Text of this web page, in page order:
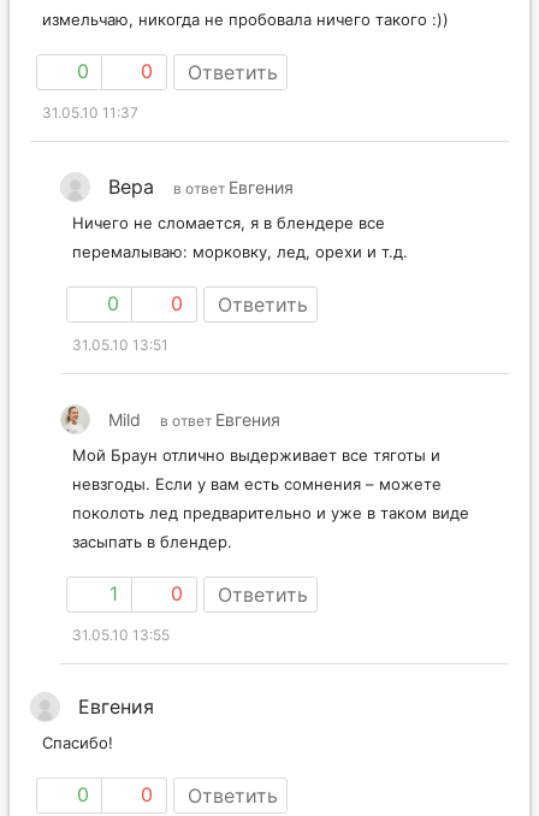
измельчаю, никогда не пробовала ничего такого :))
0 0 Ответить
31.05.10 11:37
Вера в ответ Евгения
Ничего не сломается, я в блендере все
перемалываю: морковку, лед, орехи и т.д.
0 0 Ответить
31.05.10 13:51
Mild в ответ Евгения
Мой Браун отлично выдерживает все тяготы и
невзгоды. Если у вам есть сомнения – можете
поколоть лед предварительно и уже в таком виде
засыпать в блендер.
1 0 Ответить
31.05.10 13:55
Евгения
Спасибо!
0 0 Ответить